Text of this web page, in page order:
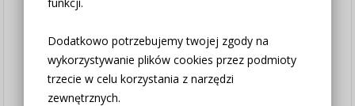
Dodatkowo potrzebujemy twojej zgody na
wykorzystywanie plików cookies przez podmioty
trzecie w celu korzystania z narzędzi
zewnętrznych.
zasłonki 2x130cm na prosto przed
zmarszczeniem / 160cm wysokość
Komplet to dwie zasłonki na boki z wiązaniami
oraz zazdrostka.
Zazdrostki można podzielić na dowolne